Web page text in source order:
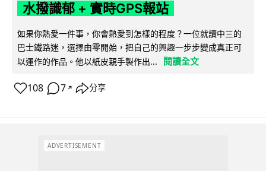
水撥識郁 + 實時GPS報站
如果你熱愛一件事，你會熱愛到怎樣的程度？一位就讀中三的
巴士鐵路迷，選擇由零開始，把自己的興趣一步步變成真正可
以運作的作品。他以紙皮親手製作出...
閱讀全文
108 7 ↗ 分享
ADVERTISEMENT